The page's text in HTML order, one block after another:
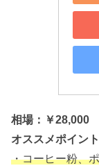
相場：￥28,000
オススメポイント
・コーヒー粉、